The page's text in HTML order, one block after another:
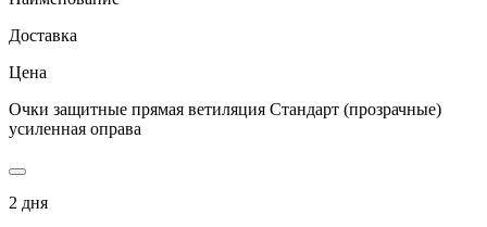
Доставка
Цена
Очки защитные прямая ветиляция Стандарт (прозрачные)
усиленная оправа
2 дня